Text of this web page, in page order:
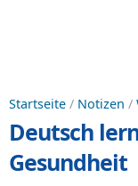
Startseite / Notizen /
Deutsch
Gesundheit